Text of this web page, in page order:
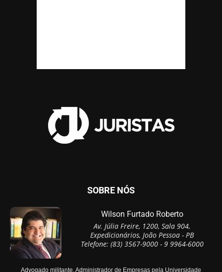
SOBRE NÓS
Wilson Furtado Roberto
Av. Júlia Freire, 1200, Sala 904,
Expedicionários, João Pessoa - PB
Telefone: (83) 3567-9000 - 9 9964-6000
Advogado militante, Administrador de Empresas pela Universidade